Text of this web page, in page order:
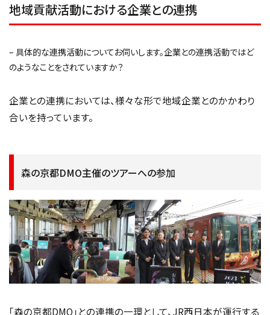
地域貢献活動における企業との連携
– 具体的な連携活動についてお伺いします。企業との連携活動ではど
のようなことをされていますか？
企業との連携においては、様々な形で地域企業とのかかわり
合いを持っています。
森の京都DMO主催のツアーへの参加
「森の京都DMO」との連携の一環として、JR西日本が運行する